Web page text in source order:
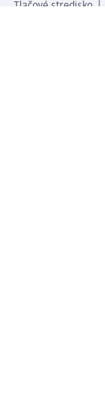
Tlačové stredisko